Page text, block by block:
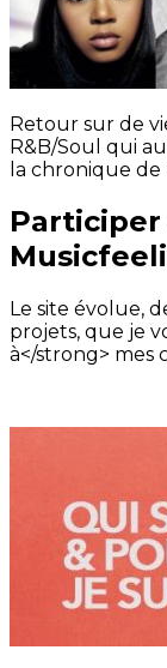
Retour sur de
R&B/Soul qui
la chronique de
Participer
Le site évolue,
projets, que je
à</strong> mes